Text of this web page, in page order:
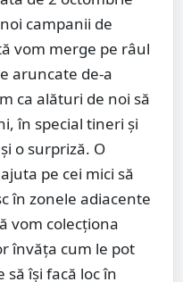
campanii de
vom merge pe râul
aruncate de-a
ca alături de noi să
în special tineri și
o surpriză. O
pe cei mici să
în zonele adiacente
vom colecționa
învăța cum le pot
să își facă loc în